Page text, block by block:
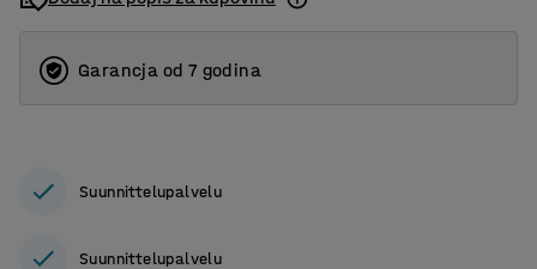
Garancja od 7 godina
Suunnittelupalvelu
Suunnittelupalvelu